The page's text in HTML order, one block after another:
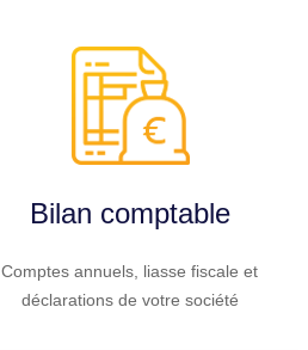
Bilan comptable
Comptes annuels, liasse fiscale et
déclarations de votre société